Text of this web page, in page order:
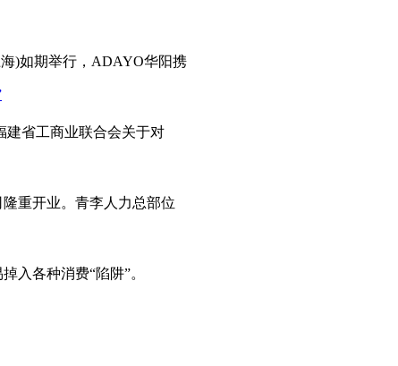
)如期举行，ADAYO华阳携
省工商业联合会关于对
重开业。青李人力总部位
各种消费“陷阱”。